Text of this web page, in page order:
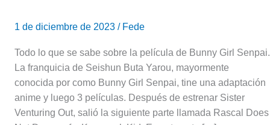
1 de diciembre de 2023 / Fede
Todo lo que se sabe sobre la película de Bunny Girl Senpai.
La franquicia de Seishun Buta Yarou, mayormente
conocida por como Bunny Girl Senpai, tine una adaptación
anime y luego 3 películas. Después de estrenar Sister
Venturing Out, salió la siguiente parte llamada Rascal Does